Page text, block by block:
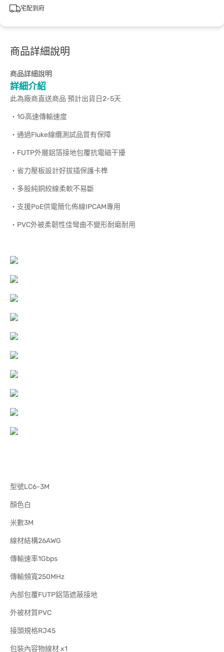
宅配到府
商品詳細說明
商品詳細說明
詳細介紹
此為廠商直送商品 預計出貨日2-5天
‧1G高速傳輸速度
‧通過Fluke線纜測試品質有保障
‧FUTP外層鋁箔接地包覆抗電磁干擾
‧省力壓板設計好拔插保護卡榫
‧多股純銅絞線柔軟不易斷
‧支援PoE供電簡化佈線IPCAM專用
‧PVC外被柔韌性佳彎曲不變形耐磨耐用
型號LC6-3M
顏色白
米數3M
線材結構26AWG
傳輸速率1Gbps
傳輸頻寬250MHz
內部包覆FUTP鋁箔遮蔽接地
外被材質PVC
接頭規格RJ45
包裝內容物線材 x1